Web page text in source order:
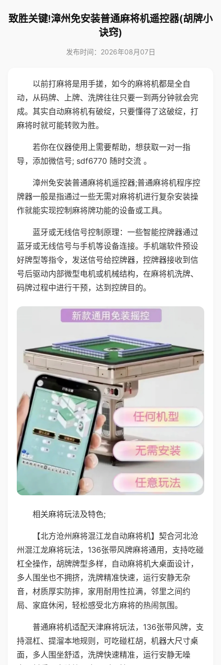
致胜关键!漳州免安装普通麻将机遥控器(胡牌小
诀窍)
发布时间：2026年08月07日
以前打麻将是用手搓，如今的麻将机都是全自
动，从码牌、上牌、洗牌往往只要一到两分钟就会完
成。其实自动麻将机有破绽，只要懂得了这破绽，打
麻将时就可能转败为胜。
若你在仪器使用上需要帮助，想获取一对一指
导，添加微信号; sdf6770 随时交流 。
漳州免安装普通麻将机遥控器;普通麻将机程序控
牌器一般是指通过一些无需对麻将机进行复杂安装操
作就能实现控制麻将牌功能的设备或工具。
蓝牙或无线信号控制原理：一些智能控牌器通过
蓝牙或无线信号与手机等设备连接。手机端软件预设
好牌型等指令，发送信号给控牌器，控牌器接收到信
号后驱动内部微型电机或机械结构，在麻将机洗牌、
码牌过程中进行干预，达到控牌目的。
相关麻将玩法及特色;
【北方沧州麻将混江龙自动麻将机】契合河北沧
州混江龙麻将玩法，136张带风牌麻将通用，支持吃碰
杠全操作，胡牌牌型多样，自动麻将机大桌面设计，
多人围坐也不拥挤，洗牌精准快速，运行安静无杂
音，材质厚实防摔，家用耐用性拉满，邻里之间约
局、家庭休闲，轻松感受北方麻将的热闹氛围。
普通麻将机适配天津麻将玩法，136张带风牌，支
持混杠、提溜本地规则，可吃碰杠胡，机器大尺寸桌
面，多人围坐舒适，洗牌快速精准，运行安静无噪